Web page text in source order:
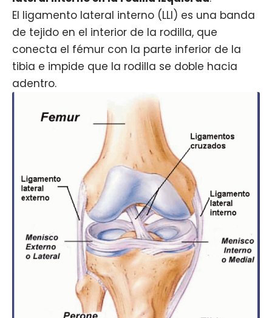
El ligamento lateral interno (LLI) es una banda
de tejido en el interior de la rodilla, que
conecta el fémur con la parte inferior de la
tibia e impide que la rodilla se doble hacia
adentro.